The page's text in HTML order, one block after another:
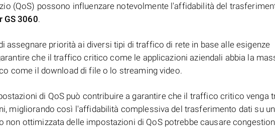
(QoS) possono influenzare notevolmente l'affidabilità del
GS 3060.
assegnare priorità ai diversi tipi di traffico di rete in base alle esigenze
che il traffico critico come le applicazioni aziendali abbia la
come il download di file o lo streaming video.
di QoS può contribuire a garantire che il traffico critico venga
migliorando così l'affidabilità complessiva del trasferimento dati su
non ottimizzata delle impostazioni di QoS potrebbe causare